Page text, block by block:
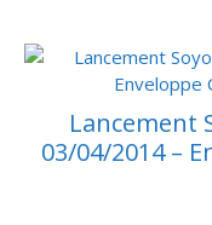
Lancement
03/04/2014 –